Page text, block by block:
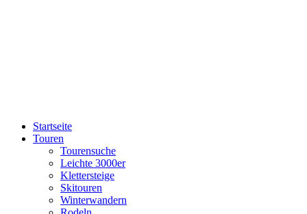
Startseite
Touren
Tourensuche
Leichte 3000er
Klettersteige
Skitouren
Winterwandern